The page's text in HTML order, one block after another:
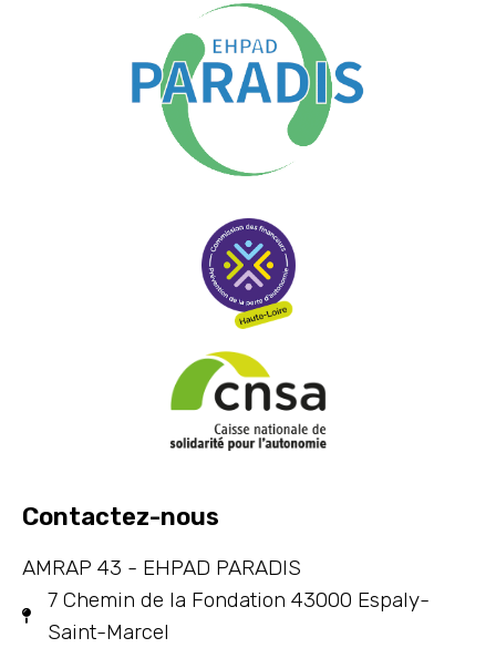
Contactez-nous
AMRAP 43 - EHPAD PARADIS
7 Chemin de la Fondation 43000 Espaly-
Saint-Marcel